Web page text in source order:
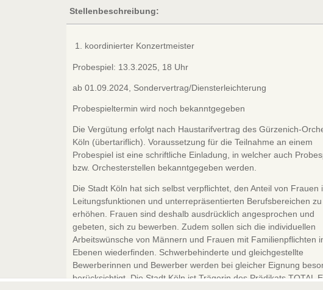
Stellenbeschreibung:
koordinierter Konzertmeister
Probespiel: 13.3.2025, 18 Uhr
ab 01.09.2024, Sondervertrag/Diensterleichterung
Probespieltermin wird noch bekanntgegeben
Die Vergütung erfolgt nach Haustarifvertrag des Gürzenich-
Köln (übertariflich). Voraussetzung für die Teilnahme an einem
Probespiel ist eine schriftliche Einladung, in welcher auch
bzw. Orchesterstellen bekanntgegeben werden.
Die Stadt Köln hat sich selbst verpflichtet, den Anteil von Frauen
Leitungsfunktionen und unterrepräsentierten Berufsbereichen zu
erhöhen. Frauen sind deshalb ausdrücklich angesprochen und
gebeten, sich zu bewerben. Zudem sollen sich die individuellen
Arbeitswünsche von Männern und Frauen mit Familienpflichten
Ebenen wiederfinden. Schwerbehinderte und gleichgestellte
Bewerberinnen und Bewerber werden bei gleicher Eignung
berücksichtigt. Die Stadt Köln ist Trägerin des Prädikats TOTAL